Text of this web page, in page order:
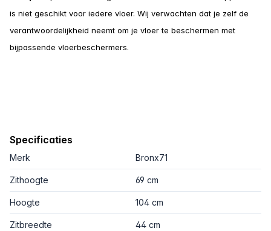
is niet geschikt voor iedere vloer. Wij verwachten dat je zelf de
verantwoordelijkheid neemt om je vloer te beschermen met
bijpassende vloerbeschermers.
Specificaties
Merk Bronx71
Zithoogte 69 cm
Hoogte 104 cm
Zitbreedte 44 cm